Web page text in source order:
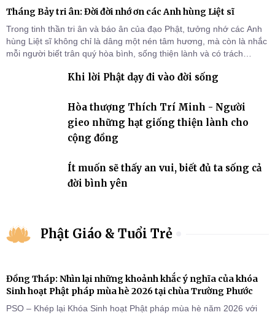
Tháng Bảy tri ân: Đời đời nhớ ơn các Anh hùng Liệt sĩ
Trong tinh thần tri ân và báo ân của đạo Phật, tưởng nhớ các Anh
hùng Liệt sĩ không chỉ là dâng một nén tâm hương, mà còn là nhắc
mỗi người biết trân quý hòa bình, sống thiện lành và có trách
Khi lời Phật dạy đi vào đời sống
Hòa thượng Thích Trí Minh - Người
gieo những hạt giống thiện lành cho
cộng đồng
Ít muốn sẽ thấy an vui, biết đủ ta sống cả
đời bình yên
Phật Giáo & Tuổi Trẻ
Đồng Tháp: Nhìn lại những khoảnh khắc ý nghĩa của khóa
Sinh hoạt Phật pháp mùa hè 2026 tại chùa Trường Phước
PSO – Khép lại Khóa Sinh hoạt Phật pháp mùa hè năm 2026 với